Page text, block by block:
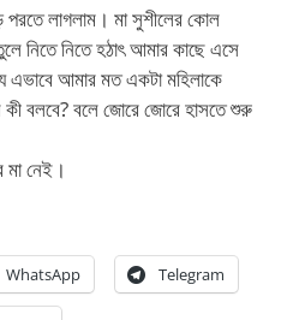
পরতে লাগলাম। মা সুশীলের কোল
নিতে নিতে হঠাৎ আমার কাছে এসে
এভাবে আমার মত একটা মহিলাকে
কী বলবে? বলে জোরে জোরে হাসতে শুরু
নেই।
WhatsApp Telegram